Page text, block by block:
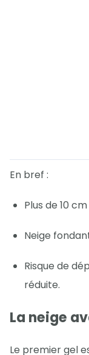
En bref :
Plus de 10
Neige
Risque de
réduite.
La neige
Le premier gel